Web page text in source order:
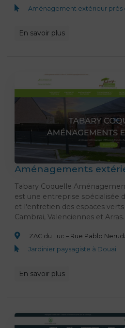
Aménagement extérieur près
En savoir plus
Aménagements
Tabary Coquelle
est une entreprise spécialisée
et l'entretien des espaces
Cambrai, Valenciennes et Arras.
ZAC du Luc – Rue Pablo
Jardinier paysagiste à Douai
En savoir plus